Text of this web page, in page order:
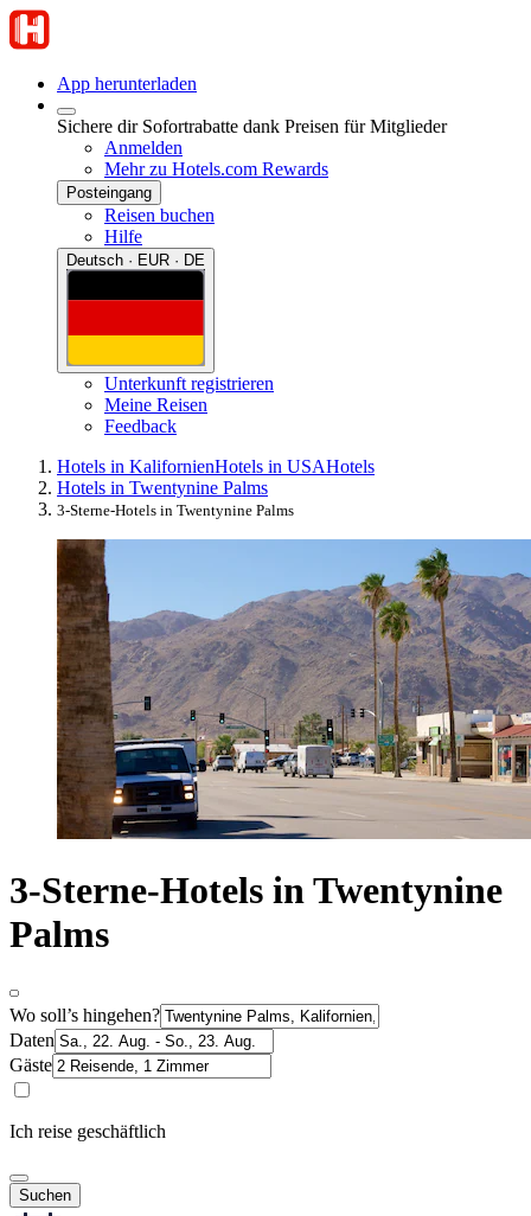
App herunterladen
Sichere dir Sofortrabatte dank Preisen für Mitglieder
Anmelden
Mehr zu Hotels.com Rewards
Posteingang
Reisen buchen
Hilfe
Deutsch · EUR · DE
Unterkunft registrieren
Meine Reisen
Feedback
Hotels in KalifornienHotels in USAHotels
Hotels in Twentynine Palms
3-Sterne-Hotels in Twentynine Palms
3-Sterne-Hotels in Twentynine
Palms
Wo soll’s hingehen?
Daten
Gäste
Ich reise geschäftlich
Suchen